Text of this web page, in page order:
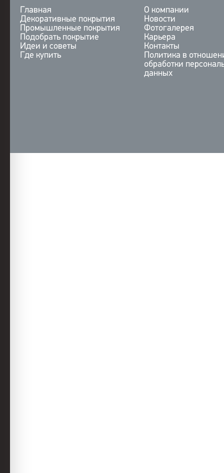
Главная
Декоративные покрытия
Промышленные покрытия
Подобрать покрытие
Идеи и советы
Где купить
О компании
Новости
Фотогалерея
Карьера
Контакты
Политика в
обработки
данных